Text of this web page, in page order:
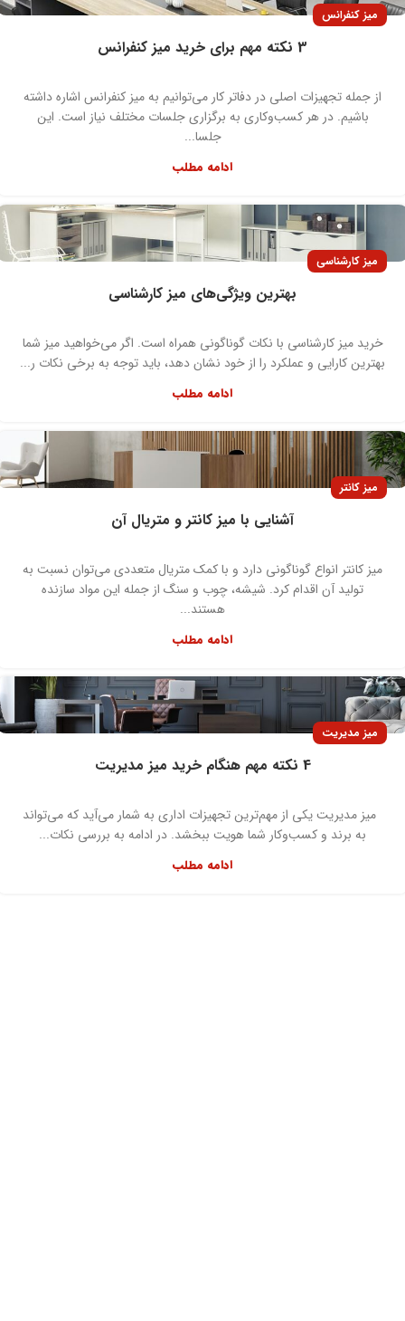
میز کنفرانس
3 نکته مهم برای خرید میز کنفرانس
از جمله تجهیزات اصلی در دفاتر کار می‌توانیم به میز کنفرانس اشاره داشته
باشیم. در هر کسب‌وکاری به برگزاری جلسات مختلف نیاز است. این
جلسا...
ادامه مطلب
میز کارشناسی
بهترین ویژگی‌های میز کارشناسی
خرید میز کارشناسی با نکات گوناگونی همراه است. اگر می‌خواهید میز شما
بهترین کارایی و عملکرد را از خود نشان دهد، باید توجه به برخی نکات ر...
ادامه مطلب
میز کانتر
آشنایی با میز کانتر و متریال آن
میز کانتر انواع گوناگونی دارد و با کمک متریال متعددی می‌توان نسبت به
تولید آن‌ اقدام کرد. شیشه، چوب و سنگ از جمله این مواد سازنده
هستند...
ادامه مطلب
میز مدیریت
4 نکته مهم هنگام خرید میز مدیریت
میز مدیریت یکی از مهم‌ترین تجهیزات اداری به شمار می‌آید که می‌تواند
به برند و کسب‌وکار شما هویت ببخشد. در ادامه به بررسی نکات...
ادامه مطلب